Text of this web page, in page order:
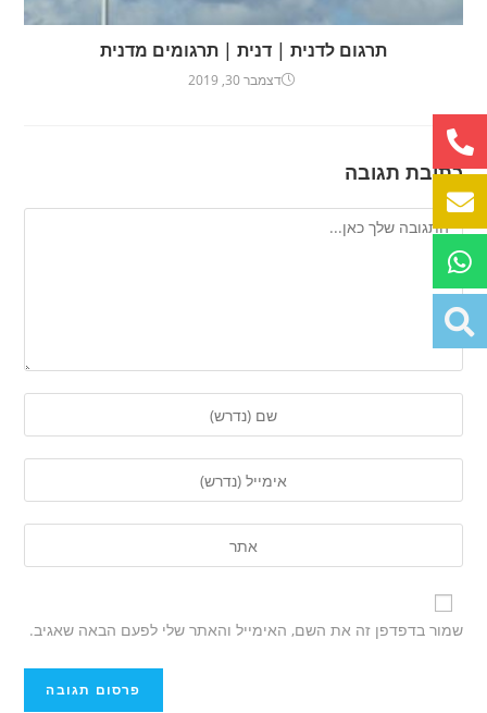
תרגום לדנית | דנית | תרגומים מדנית
דצמבר 30, 2019
כתיבת תגובה
שמור בדפדפן זה את השם, האימייל והאתר שלי לפעם הבאה שאגיב.